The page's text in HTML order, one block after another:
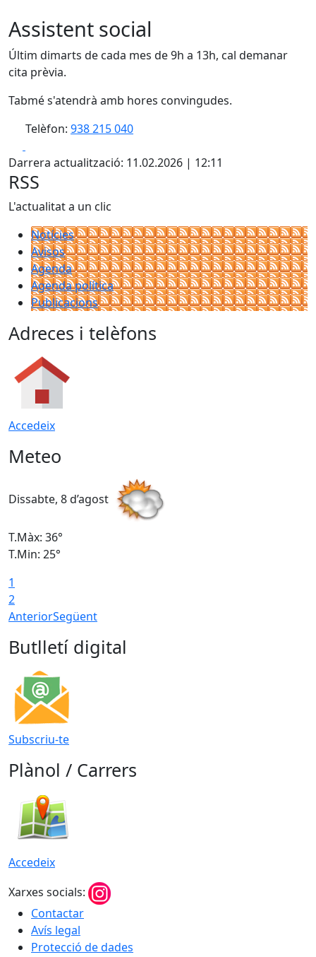
Assistent social
Últim dimarts de cada mes de 9h a 13h, cal demanar
cita prèvia.
Tabmé s'atendrà amb hores convingudes.
Telèfon: 938 215 040
Darrera actualització: 11.02.2026 | 12:11
RSS
L'actualitat a un clic
Notícies
Avisos
Agenda
Agenda política
Publicacions
Adreces i telèfons
Accedeix
Meteo
Dissabte, 8 d’agost
T.Màx: 36°
T.Min: 25°
1
2
AnteriorSegüent
Butlletí digital
Subscriu-te
Plànol / Carrers
Accedeix
Xarxes socials:
Contactar
Avís legal
Protecció de dades